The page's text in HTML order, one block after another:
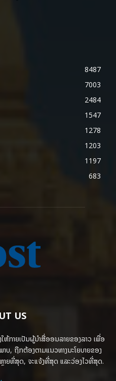
8487
7003
2484
1547
1278
1203
1197
683
US
ຫ້ກາຍເປັນຜູ້ນຳສື່ອອນລາຍຂອງລາວ ເພື່ອ
ບ, ຖືກຕ້ອງຕາມແນວທາງນະໂຍບາຍຂອງ
ຍທີ່ສຸດ, ຈະແຈ້ງທີ່ສຸດ ແລະວ່ອງໄວທີ່ສຸດ.